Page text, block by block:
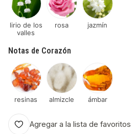
lirio de los
valles
rosa jazmín
Notas de Corazón
resinas almizcle ámbar
Agregar a la lista de favoritos